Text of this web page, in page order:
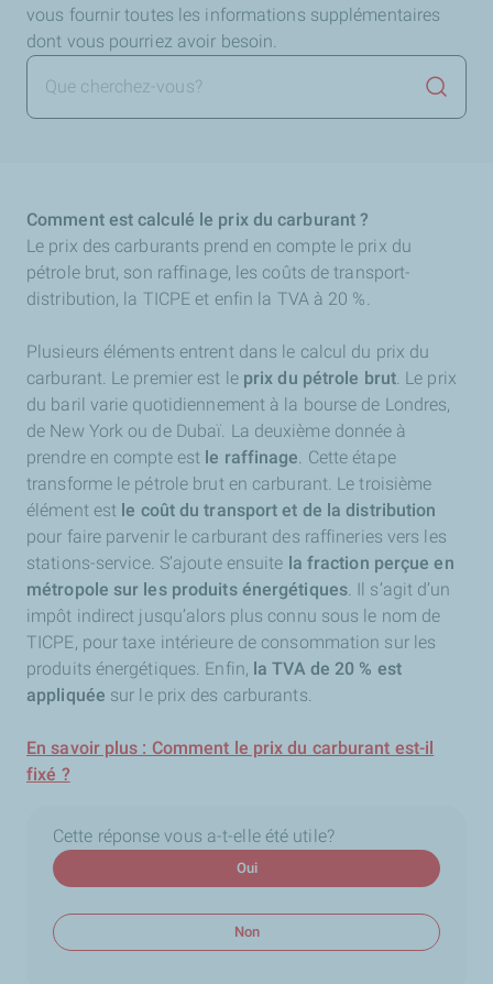
vous fournir toutes les informations supplémentaires
dont vous pourriez avoir besoin.
Comment est calculé le prix du carburant ?
Le prix des carburants prend en compte le prix du
pétrole brut, son raffinage, les coûts de transport-
distribution, la TICPE et enfin la TVA à 20 %.
Plusieurs éléments entrent dans le calcul du prix du
carburant. Le premier est le prix du pétrole brut. Le prix
du baril varie quotidiennement à la bourse de Londres,
de New York ou de Dubaï. La deuxième donnée à
prendre en compte est le raffinage. Cette étape
transforme le pétrole brut en carburant. Le troisième
élément est le coût du transport et de la distribution
pour faire parvenir le carburant des raffineries vers les
stations-service. S’ajoute ensuite la fraction perçue en
métropole sur les produits énergétiques. Il s’agit d’un
impôt indirect jusqu’alors plus connu sous le nom de
TICPE, pour taxe intérieure de consommation sur les
produits énergétiques. Enfin, la TVA de 20 % est
appliquée sur le prix des carburants.
En savoir plus : Comment le prix du carburant est-il
fixé ?
Cette réponse vous a-t-elle été utile?
Oui
Non